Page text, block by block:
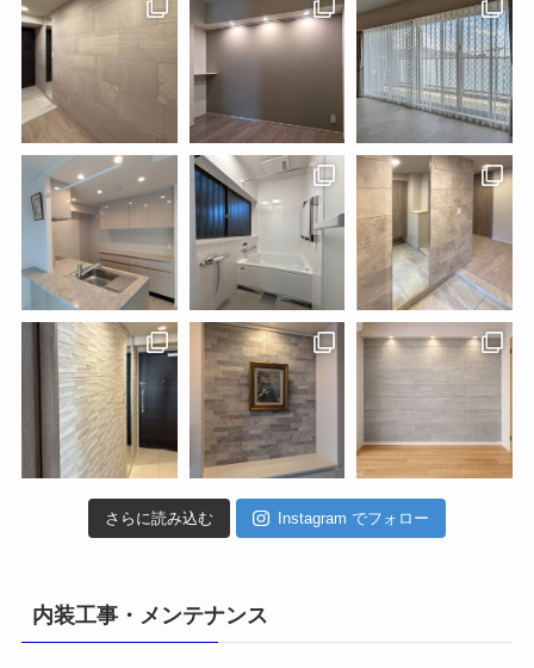
さらに読み込む Instagram でフォロー
内装工事・メンテナンス